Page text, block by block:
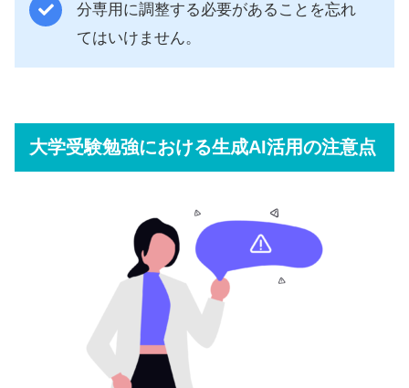
分専用に調整する必要があることを忘れ
てはいけません。
大学受験勉強における生成AI活用の注意点